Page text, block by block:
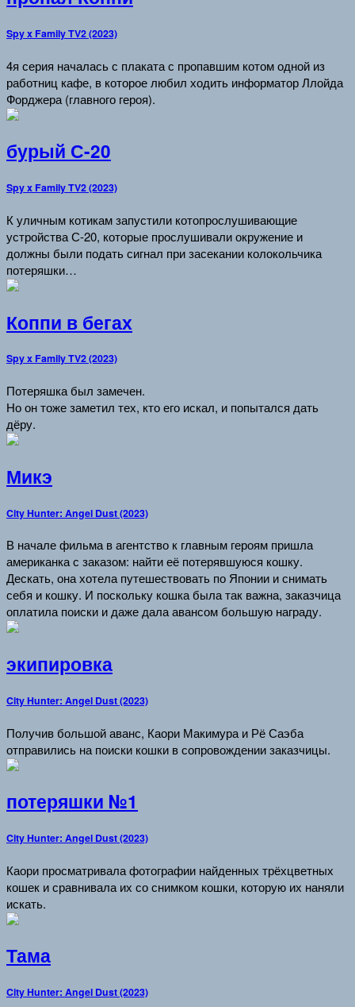
Spy x Family TV2 (2023)
4я серия началась с плаката с пропавшим котом одной из
работниц кафе, в которое любил ходить информатор Ллойда
Форджера (главного героя).
бурый С-20
Spy x Family TV2 (2023)
К уличным котикам запустили котопрослушивающие
устройства С-20, которые прослушивали окружение и
должны были подать сигнал при засекании колокольчика
потеряшки…
Коппи в бегах
Spy x Family TV2 (2023)
Потеряшка был замечен.
Но он тоже заметил тех, кто его искал, и попытался дать
дёру.
Микэ
City Hunter: Angel Dust (2023)
В начале фильма в агентство к главным героям пришла
американка с заказом: найти её потерявшуюся кошку.
Дескать, она хотела путешествовать по Японии и снимать
себя и кошку. И поскольку кошка была так важна, заказчица
оплатила поиски и даже дала авансом большую награду.
экипировка
City Hunter: Angel Dust (2023)
Получив большой аванс, Каори Макимура и Рё Саэба
отправились на поиски кошки в сопровождении заказчицы.
потеряшки №1
City Hunter: Angel Dust (2023)
Каори просматривала фотографии найденных трёхцветных
кошек и сравнивала их со снимком кошки, которую их наняли
искать.
Тама
City Hunter: Angel Dust (2023)